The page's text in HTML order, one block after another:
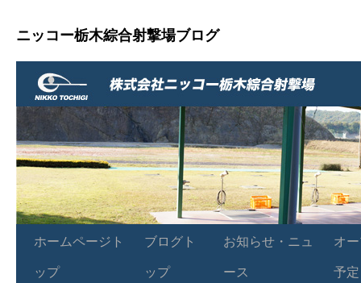
ニッコー栃木綜合射撃場ブログ
ホームページト
ップ
ブログト
ップ
お知らせ・ニュ
ース
オ
予定